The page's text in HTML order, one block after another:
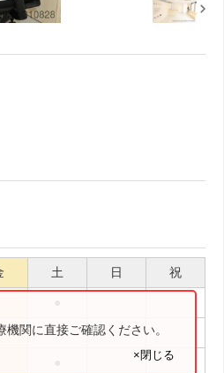
土 日 祝
関に直接ご確認ください。
×閉じる